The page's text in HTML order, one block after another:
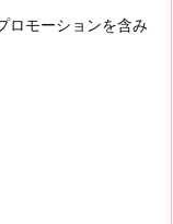
ロモーションを含み